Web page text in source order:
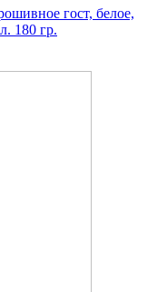
гост, белое,
180 гр.